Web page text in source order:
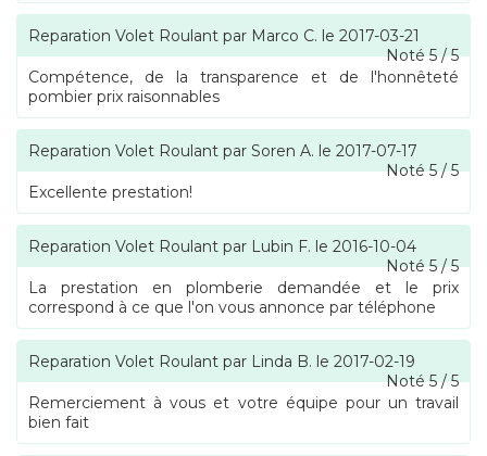
Reparation Volet Roulant par Marco C. le 2017-03-21
Noté5/5
Compétence, de la transparence et de l'honnêteté
pombier prix raisonnables
Reparation Volet Roulant par Soren A. le 2017-07-17
Noté5/5
Excellente prestation!
Reparation Volet Roulant par Lubin F. le 2016-10-04
Noté5/5
La prestation en plomberie demandée et le prix
correspond à ce que l'on vous annonce par téléphone
Reparation Volet Roulant par Linda B. le 2017-02-19
Noté5/5
Remerciement à vous et votre équipe pour un travail
bien fait